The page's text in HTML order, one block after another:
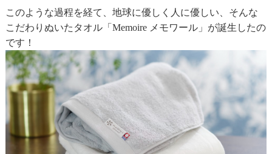
このような過程を経て、地球に優しく人に優しい、そんな
こだわりぬいたタオル「Memoire メモワール」が誕生したの
です！